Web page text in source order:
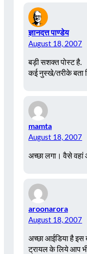
ज्ञानदत्त पाण्डेय
August 18, 2007
बड़ी सशक्त पोस्ट है.
कई नुस्खे/तरीके बता
mamta
August 18, 2007
अच्छा लगा। वैसे वहां
aroonarora
August 18, 2007
अच्छा आईडिया है
ट्रायल के लिये आप भी